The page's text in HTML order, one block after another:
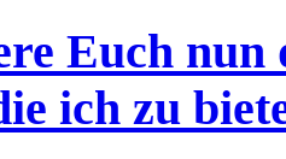
Euch
ich zu